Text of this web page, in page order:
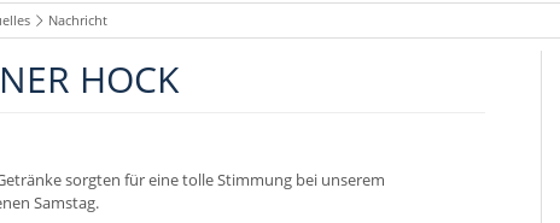
Nachricht
HOCK
sorgten für eine tolle Stimmung bei unserem
Samstag.